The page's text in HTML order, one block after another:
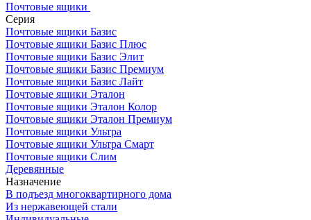
Почтовые ящики
Серия
Почтовые ящики Базис
Почтовые ящики Базис Плюс
Почтовые ящики Базис Элит
Почтовые ящики Базис Премиум
Почтовые ящики Базис Лайт
Почтовые ящики Эталон
Почтовые ящики Эталон Колор
Почтовые ящики Эталон Премиум
Почтовые ящики Ультра
Почтовые ящики Ультра Смарт
Почтовые ящики Слим
Деревянные
Назначение
В подъезд многоквартирного дома
Из нержавеющей стали